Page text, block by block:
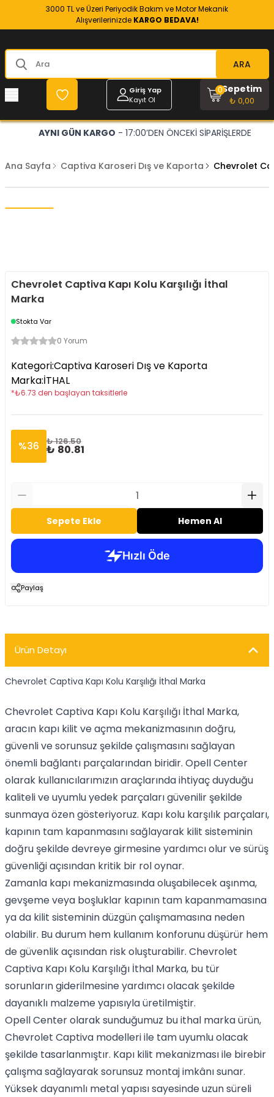
3000 TL ve Üzeri Periyodik Bakım ve Motor Mekanik
Alışverilerinizde KARGO BEDAVA!
ARA
Giriş Yap
Kayıt Ol
Sepetim
₺ 0,00
0
AYNI GÜN KARGO - 17:00’DEN ÖNCEKİ SİPARİŞLERDE
Ana Sayfa Captiva Karoseri Dış ve Kaporta Chevrolet
Chevrolet Captiva Kapı Kolu Karşılığı İthal
Marka
Stokta Var
0 Yorum
Kategori:Captiva Karoseri Dış ve Kaporta
Marka:İTHAL
*₺6.73 den başlayan taksitlerle
%36 ₺ 126.50
₺ 80.81
Sepete Ekle Hemen Al
Paylaş
Ürün Detayı
Chevrolet Captiva Kapı Kolu Karşılığı İthal Marka
Chevrolet Captiva Kapı Kolu Karşılığı İthal Marka,
aracın kapı kilit ve açma mekanizmasının doğru,
güvenli ve sorunsuz şekilde çalışmasını sağlayan
önemli bağlantı parçalarından biridir. Opell Center
olarak kullanıcılarımızın araçlarında ihtiyaç duyduğu
kaliteli ve uyumlu yedek parçaları güvenilir şekilde
sunmaya özen gösteriyoruz. Kapı kolu karşılık parçaları,
kapının tam kapanmasını sağlayarak kilit sisteminin
doğru şekilde devreye girmesine yardımcı olur ve sürüş
güvenliği açısından kritik bir rol oynar.
Zamanla kapı mekanizmasında oluşabilecek aşınma,
gevşeme veya boşluklar kapının tam kapanmamasına
ya da kilit sisteminin düzgün çalışmamasına neden
olabilir. Bu durum hem kullanım konforunu düşürür hem
de güvenlik açısından risk oluşturabilir. Chevrolet
Captiva Kapı Kolu Karşılığı İthal Marka, bu tür
sorunların giderilmesine yardımcı olacak şekilde
dayanıklı malzeme yapısıyla üretilmiştir.
Opell Center olarak sunduğumuz bu ithal marka ürün,
Chevrolet Captiva modelleri ile tam uyumlu olacak
şekilde tasarlanmıştır. Kapı kilit mekanizması ile birebir
çalışma sağlayarak sorunsuz montaj imkânı sunar.
Yüksek dayanımlı metal yapısı sayesinde uzun süreli